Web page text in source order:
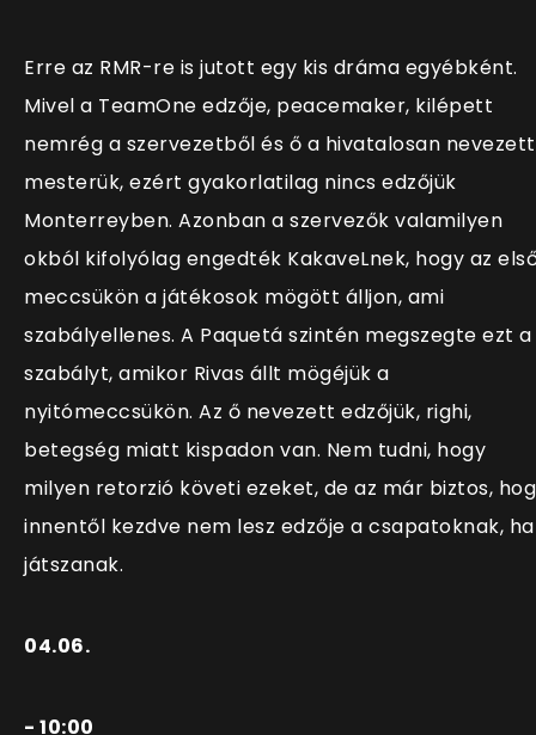
Erre az RMR-re is jutott egy kis dráma egyébként.
Mivel a TeamOne edzője, peacemaker, kilépett
nemrég a szervezetből és ő a hivatalosan nevezett
mesterük, ezért gyakorlatilag nincs edzőjük
Monterreyben. Azonban a szervezők valamilyen
okból kifolyólag engedték KakaveLnek, hogy az
meccsükön a játékosok mögött álljon, ami
szabályellenes. A Paquetá szintén megszegte ezt a
szabályt, amikor Rivas állt mögéjük a
nyitómeccsükön. Az ő nevezett edzőjük, righi,
betegség miatt kispadon van. Nem tudni, hogy
milyen retorzió követi ezeket, de az már biztos,
innentől kezdve nem lesz edzője a csapatoknak, ha
játszanak.
04.06.
- 10:00